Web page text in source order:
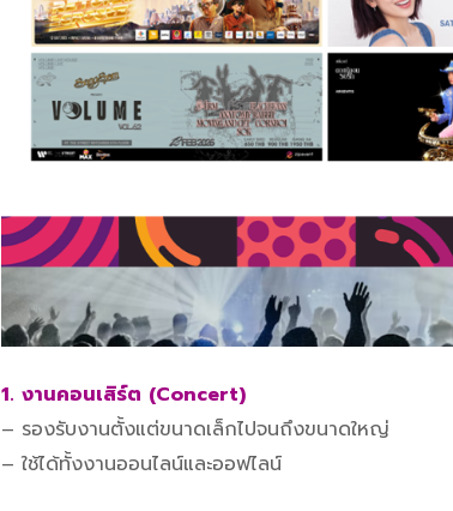
1. งานคอนเสิร์ต (Concert)
– รองรับงานตั้งแต่ขนาดเล็กไปจนถึงขนาดใหญ่
– ใช้ได้ทั้งงานออนไลน์และออฟไลน์